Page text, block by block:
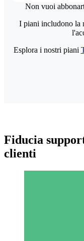
Non vuoi
I piani includono la
Esplora i nostri piani
Fiducia
clienti